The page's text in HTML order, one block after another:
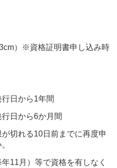
）※資格証明書申し込み時
行日から1年間
行日から6か月間
切れる10日前までに再度申
11月）等で資格を有しなく